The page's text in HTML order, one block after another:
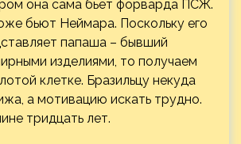
она сама бьет форварда ПСЖ.
бьют Неймара. Поскольку его
папаша – бывший
изделиями, то получаем
клетке. Бразильцу некуда
а мотивацию искать трудно.
тридцать лет.